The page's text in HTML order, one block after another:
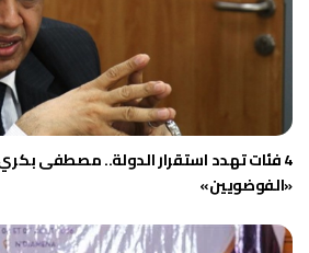
4 فئات تهدد استقرار الدولة.. مصطفى
«الفوضويين»